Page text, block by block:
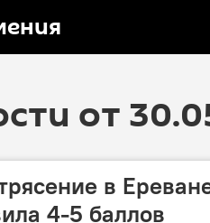
от
в
4-5 баллов